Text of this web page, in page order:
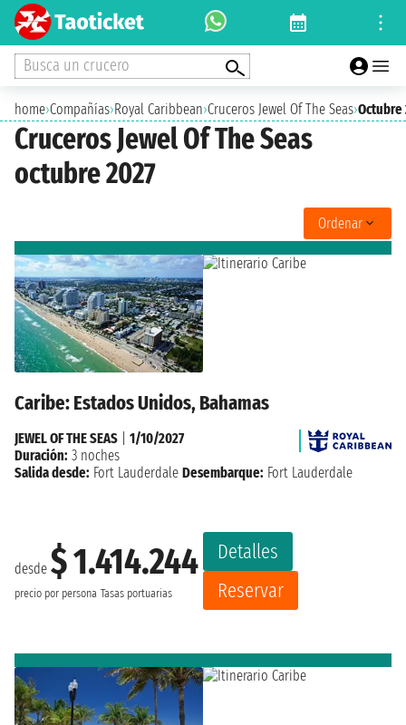
Busca un crucero
home›Compañías›Royal Caribbean›Cruceros Jewel Of The Seas›Octubre
Cruceros Jewel Of The Seas
octubre 2027
Ordenar
Caribe: Estados Unidos, Bahamas
desde $ 1.414.244
precio por persona Tasas portuarias
Detalles
Reservar
JEWEL OF THE SEAS
1/10/2027
Duración: 3 noches
Salida desde: Fort Lauderdale Desembarque: Fort Lauderdale